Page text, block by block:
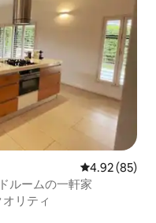
レビュー85
4.92 (85)
ルームの一軒家
リティ